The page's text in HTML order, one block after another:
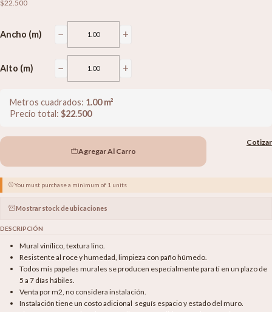
$22.500
Ancho (m) − +
Alto (m) − +
Metros cuadrados: 1.00m²
Precio total: $22.500
Agregar Al Carro
Cotizar
You must purchase a minimum of 1 units
Mostrar stock de ubicaciones
DESCRIPCIÓN
Mural vinílico, textura lino.
Resistente al roce y humedad, limpieza con paño húmedo.
Todos mis papeles murales se producen especialmente para ti en un plazo de
5 a 7 días hábiles.
Venta por m2, no considera instalación.
Instalación tiene un costo adicional seguís espacio y estado del muro.